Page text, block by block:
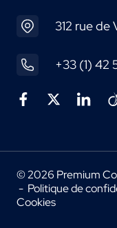
312 rue de
+33 (1) 42
© 2026 Premium
- Politique de
Cookies